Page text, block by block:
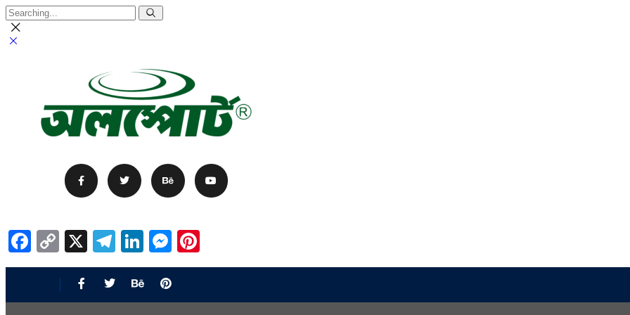
Facebook
Copy
Link
X Telegram
LinkedIn
Messenger